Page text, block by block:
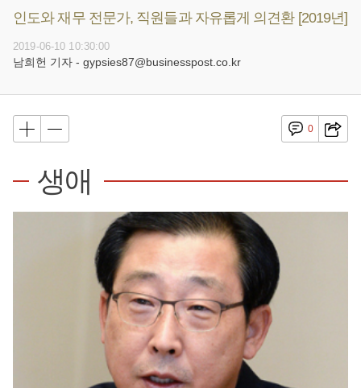
인도와 재무 전문가, 직원들과 자유롭게 의견환 [2019년]
2019-06-10 10:30:00
남희헌 기자 - gypsies87@businesspost.co.kr
0
생애